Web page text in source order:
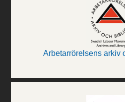
Arbetarrörelsens arkiv